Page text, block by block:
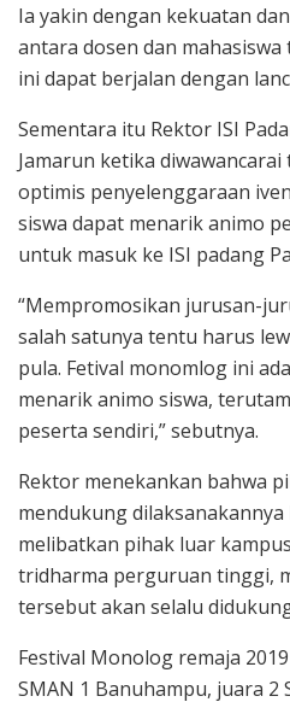
Ia yakin dengan kekuatan
antara dosen dan
ini dapat berjalan dengan
Sementara itu Rektor ISI
Jamarun ketika
optimis penyelenggaraan
siswa dapat menarik animo
untuk masuk ke ISI padang
“Mempromosikan jurusan-
salah satunya tentu harus
pula. Fetival monomlog ini
menarik animo siswa,
peserta sendiri,” sebutnya.
Rektor menekankan bahwa
mendukung
melibatkan pihak luar
tridharma perguruan tinggi,
tersebut akan selalu
Festival Monolog remaja
SMAN 1 Banuhampu, juara